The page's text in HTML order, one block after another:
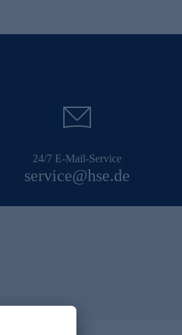
24/7 E-Mail-Service
service@hse.de